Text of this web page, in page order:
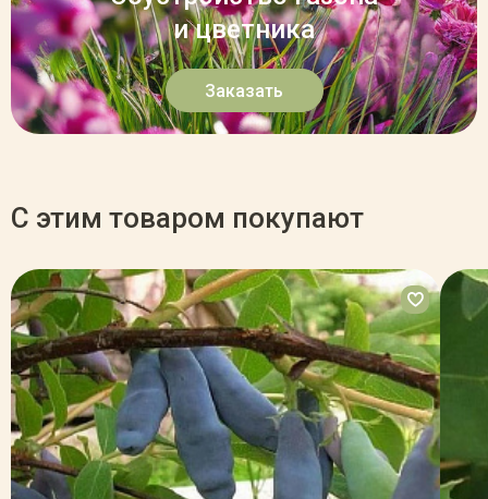
и цветника
Заказать
С этим товаром покупают